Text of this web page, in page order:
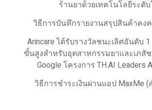
ร้านยาด้วยเทคโนโลยีระดั
วิธีการบันทึกรายงานสรุปสินค้าคง
Arincare ได้รับรางวัลชนะเลิศอันดับ
ขั้นสูงสำหรับอุตสาหกรรมยาและเภสั
Google โครงการ TH.AI Leaders
วิธีการชำระเงินผ่านแอป MaxMe